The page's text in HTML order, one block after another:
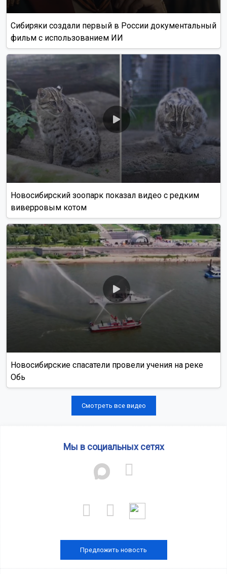
Сибиряки создали первый в России документальный
фильм с использованием ИИ
Новосибирский зоопарк показал видео с редким
виверровым котом
Новосибирские спасатели провели учения на реке
Обь
Смотреть все видео
Мы в социальных сетях
Предложить новость